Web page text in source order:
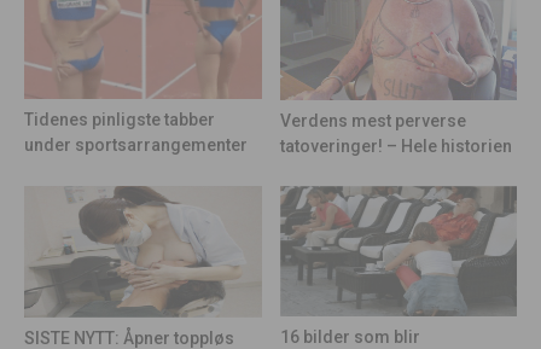
Tidenes pinligste tabber
under sportsarrangementer
Verdens mest perverse
tatoveringer! – Hele historien
SISTE NYTT: Åpner toppløs
16 bilder som blir